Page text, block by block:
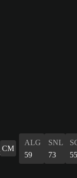
CM
ALG
59
SNL
73
55